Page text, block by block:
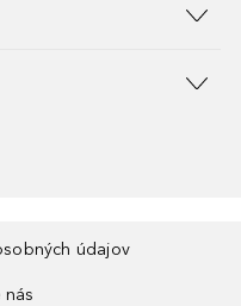
údajov
nás